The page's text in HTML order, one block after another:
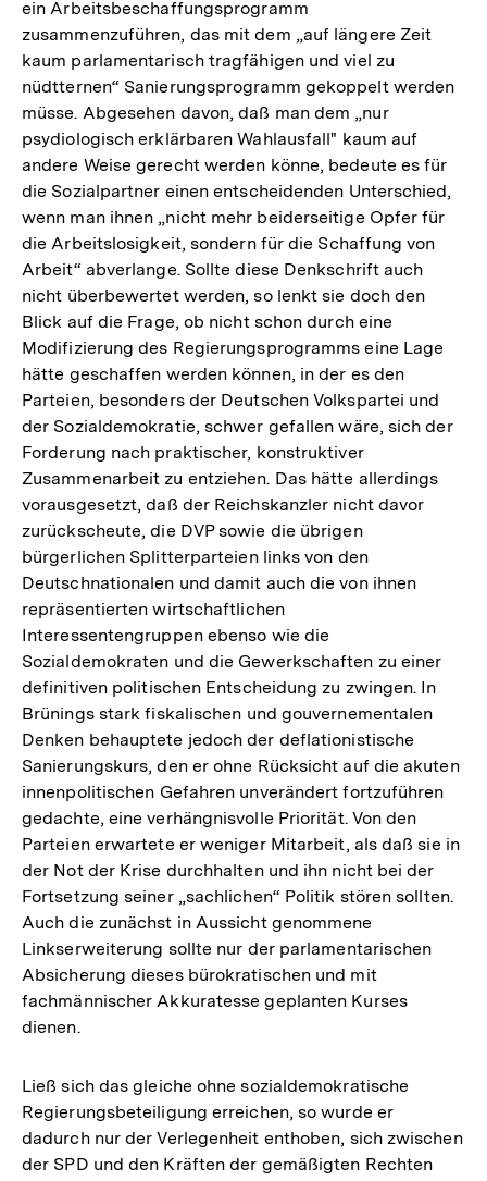
ein Arbeitsbeschaffungsprogramm
zusammenzuführen, das mit dem „auf längere Zeit
kaum parlamentarisch tragfähigen und viel zu
nüdtternen“ Sanierungsprogramm gekoppelt werden
müsse. Abgesehen davon, daß man dem „nur
psydiologisch erklärbaren Wahlausfall" kaum auf
andere Weise gerecht werden könne, bedeute es für
die Sozialpartner einen entscheidenden Unterschied,
wenn man ihnen „nicht mehr beiderseitige Opfer für
die Arbeitslosigkeit, sondern für die Schaffung von
Arbeit“ abverlange. Sollte diese Denkschrift auch
nicht überbewertet werden, so lenkt sie doch den
Blick auf die Frage, ob nicht schon durch eine
Modifizierung des Regierungsprogramms eine Lage
hätte geschaffen werden können, in der es den
Parteien, besonders der Deutschen Volkspartei und
der Sozialdemokratie, schwer gefallen wäre, sich der
Forderung nach praktischer, konstruktiver
Zusammenarbeit zu entziehen. Das hätte allerdings
vorausgesetzt, daß der Reichskanzler nicht davor
zurückscheute, die DVP sowie die übrigen
bürgerlichen Splitterparteien links von den
Deutschnationalen und damit auch die von ihnen
repräsentierten wirtschaftlichen
Interessentengruppen ebenso wie die
Sozialdemokraten und die Gewerkschaften zu einer
definitiven politischen Entscheidung zu zwingen. In
Brünings stark fiskalischen und gouvernementalen
Denken behauptete jedoch der deflationistische
Sanierungskurs, den er ohne Rücksicht auf die akuten
innenpolitischen Gefahren unverändert fortzuführen
gedachte, eine verhängnisvolle Priorität. Von den
Parteien erwartete er weniger Mitarbeit, als daß sie in
der Not der Krise durchhalten und ihn nicht bei der
Fortsetzung seiner „sachlichen“ Politik stören sollten.
Auch die zunächst in Aussicht genommene
Linkserweiterung sollte nur der parlamentarischen
Absicherung dieses bürokratischen und mit
fachmännischer Akkuratesse geplanten Kurses
dienen.
Ließ sich das gleiche ohne sozialdemokratische
Regierungsbeteiligung erreichen, so wurde er
dadurch nur der Verlegenheit enthoben, sich zwischen
der SPD und den Kräften der gemäßigten Rechten